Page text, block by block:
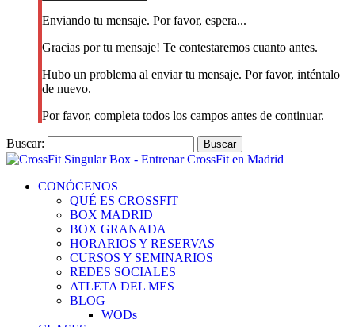
Enviando tu mensaje. Por favor, espera...
Gracias por tu mensaje! Te contestaremos cuanto antes.
Hubo un problema al enviar tu mensaje. Por favor, inténtalo
de nuevo.
Por favor, completa todos los campos antes de continuar.
Buscar:
CONÓCENOS
QUÉ ES CROSSFIT
BOX MADRID
BOX GRANADA
HORARIOS Y RESERVAS
CURSOS Y SEMINARIOS
REDES SOCIALES
ATLETA DEL MES
BLOG
WODs